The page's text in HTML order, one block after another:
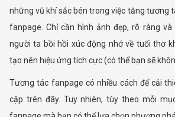
những vũ khí sắc bén trong việc tăng tương
fanpage. Chỉ cần hình ảnh đẹp, rõ ràng
người ta bồi hồi xúc động nhớ về tuổi thơ
tạo nên hiệu ứng tích cực (có thể bạn sẽ
Tương tác fanpage có nhiều cách để cải
cập trên đây. Tuy nhiên, tùy theo mỗi